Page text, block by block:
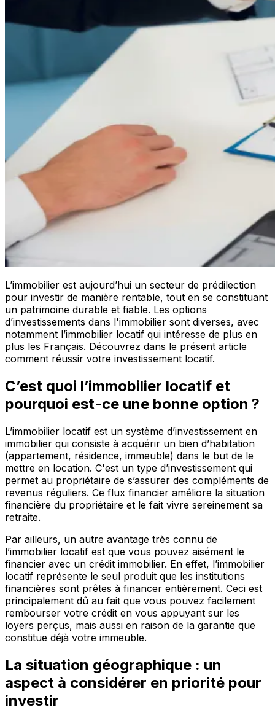
L’immobilier est aujourd’hui un secteur de prédilection
pour investir de manière rentable, tout en se constituant
un patrimoine durable et fiable. Les options
d’investissements dans l'immobilier sont diverses, avec
notamment l’immobilier locatif qui intéresse de plus en
plus les Français. Découvrez dans le présent article
comment réussir votre investissement locatif.
C’est quoi l’immobilier locatif et
pourquoi est-ce une bonne option ?
L’immobilier locatif est un système d’investissement en
immobilier qui consiste à acquérir un bien d’habitation
(appartement, résidence, immeuble) dans le but de le
mettre en location. C'est un type d’investissement qui
permet au propriétaire de s’assurer des compléments de
revenus réguliers. Ce flux financier améliore la situation
financière du propriétaire et le fait vivre sereinement sa
retraite.
Par ailleurs, un autre avantage très connu de
l’immobilier locatif est que vous pouvez aisément le
financier avec un crédit immobilier. En effet, l’immobilier
locatif représente le seul produit que les institutions
financières sont prêtes à financer entièrement. Ceci est
principalement dû au fait que vous pouvez facilement
rembourser votre crédit en vous appuyant sur les
loyers perçus, mais aussi en raison de la garantie que
constitue déjà votre immeuble.
La situation géographique : un
aspect à considérer en priorité pour
investir